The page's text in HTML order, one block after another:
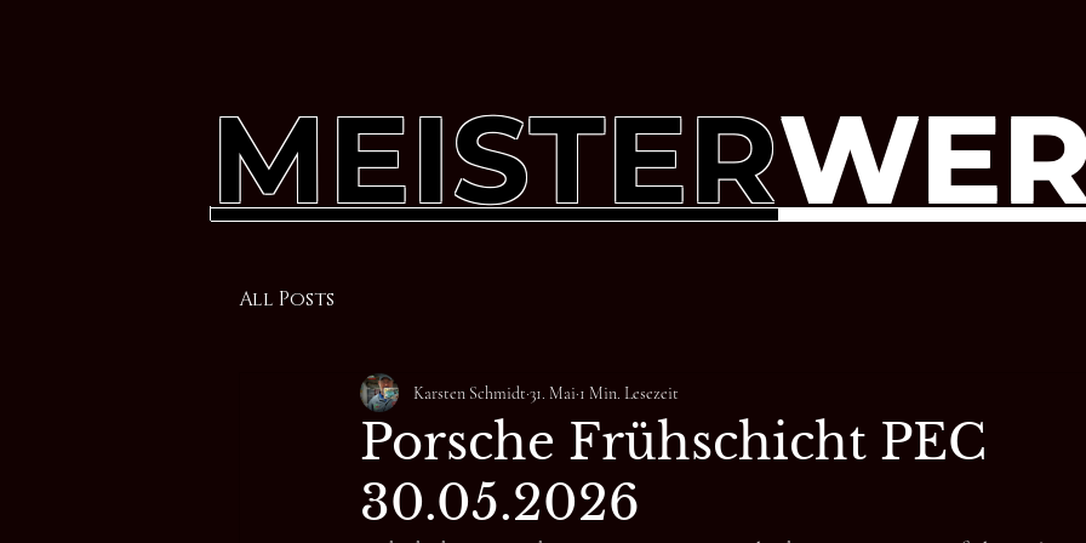
MEISTER
All Posts
Porsche Frühschicht PEC
30.05.2026
Karsten Schmidt 31. Mai 1 Min. Lesezeit